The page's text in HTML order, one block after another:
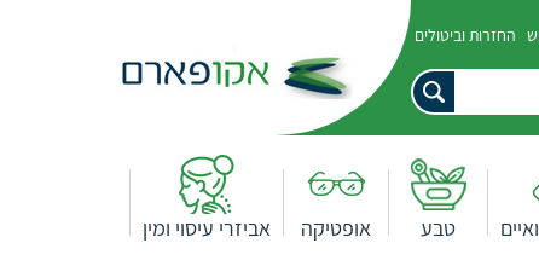
החזרות וביטולים
טבע אופטיקה אביזרי עיסוי ומין